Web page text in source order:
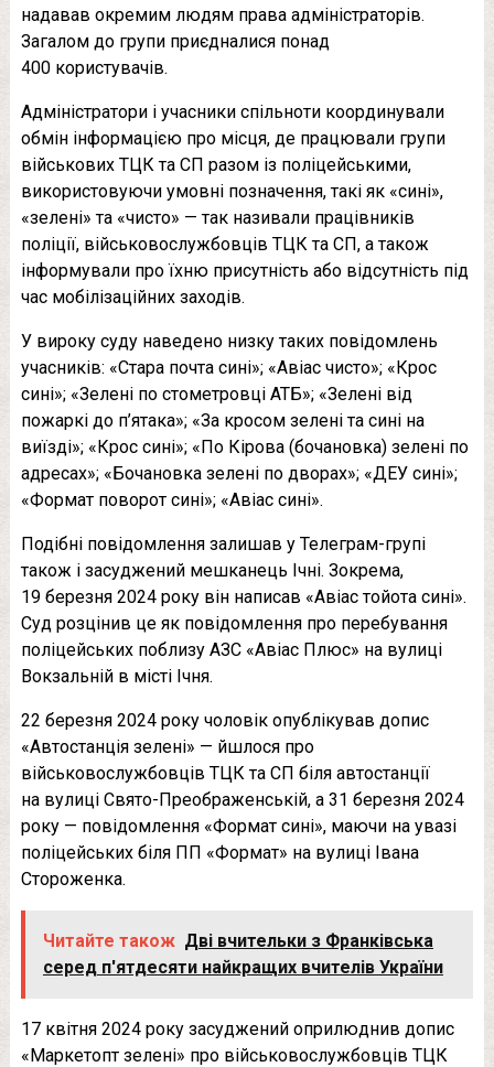
надавав окремим людям права адміністраторів.
Загалом до групи приєдналися понад
400 користувачів.
Адміністратори і учасники спільноти координували
обмін інформацією про місця, де працювали групи
військових ТЦК та СП разом із поліцейськими,
використовуючи умовні позначення, такі як «сині»,
«зелені» та «чисто» — так називали працівників
поліції, військовослужбовців ТЦК та СП, а також
інформували про їхню присутність або відсутність під
час мобілізаційних заходів.
У вироку суду наведено низку таких повідомлень
учасників: «Стара почта сині»; «Авіас чисто»; «Крос
сині»; «Зелені по стометровці АТБ»; «Зелені від
пожаркі до п’ятака»; «За кросом зелені та сині на
виїзді»; «Крос сині»; «По Кірова (бочановка) зелені по
адресах»; «Бочановка зелені по дворах»; «ДЕУ сині»;
«Формат поворот сині»; «Авіас сині».
Подібні повідомлення залишав у Телеграм-групі
також і засуджений мешканець Ічні. Зокрема,
19 березня 2024 року він написав «Авіас тойота сині».
Суд розцінив це як повідомлення про перебування
поліцейських поблизу АЗС «Авіас Плюс» на вулиці
Вокзальній в місті Ічня.
22 березня 2024 року чоловік опублікував допис
«Автостанція зелені» — йшлося про
військовослужбовців ТЦК та СП біля автостанції
на вулиці Свято-Преображенській, а 31 березня 2024
року — повідомлення «Формат сині», маючи на увазі
поліцейських біля ПП «Формат» на вулиці Івана
Стороженка.
Читайте також Дві вчительки з Франківська
серед п'ятдесяти найкращих вчителів України
17 квітня 2024 року засуджений оприлюднив допис
«Маркетопт зелені» про військовослужбовців ТЦК